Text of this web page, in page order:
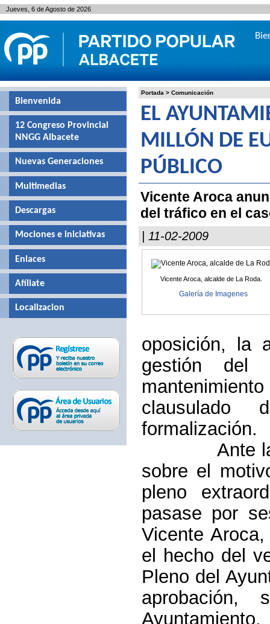
Portada > Comunicación
EL
MILLÓN DE
PÚBLICO
Vicente Aroca
del tráfico en el
| 11-02-2009
Vicente Aroca, alcalde de La Roda.
Galería de Imagenes
oposición, la
gestión del
clausulado
formalización.
Ante las
sobre el
pleno
pasase por
Vicente
el hecho del
Pleno del
aprobación,
Ayuntamiento.
Bienvenida
12 Congreso Provincial
NNGG Albacete
Nuevas Generaciones
Multimedias
Descargas
Mociones e iniciativas
Enlaces
Afíliate
Localizacion
Jueves, 6 de Agosto de 2026